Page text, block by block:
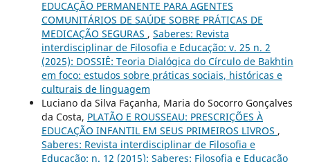
EDUCAÇÃO PERMANENTE PARA AGENTES
COMUNITÁRIOS DE SAÚDE SOBRE PRÁTICAS DE
MEDICAÇÃO SEGURAS , Saberes: Revista
interdisciplinar de Filosofia e Educação: v. 25 n. 2
(2025): DOSSIÊ: Teoria Dialógica do Círculo de Bakhtin
em foco: estudos sobre práticas sociais, históricas e
culturais de linguagem
Luciano da Silva Façanha, Maria do Socorro Gonçalves
da Costa, PLATÃO E ROUSSEAU: PRESCRIÇÕES À
EDUCAÇÃO INFANTIL EM SEUS PRIMEIROS LIVROS ,
Saberes: Revista interdisciplinar de Filosofia e
Educação: n. 12 (2015): Saberes: Filosofia e Educação